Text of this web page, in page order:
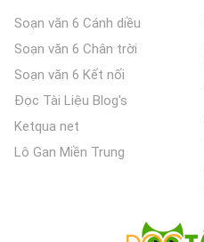
Soạn văn 6 Cánh diều
Soạn văn 6 Chân trời
Soạn văn 6 Kết nối
Đọc Tài Liệu Blog's
Ketqua net
Lô Gan Miền Trung